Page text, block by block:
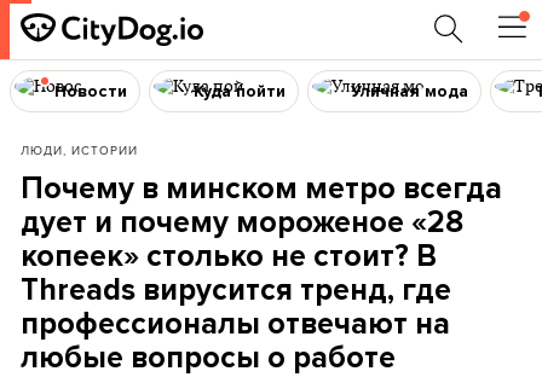
Новости Куда пойти Уличная мода
ЛЮДИ, ИСТОРИИ
Почему в минском метро всегда
дует и почему мороженое «28
копеек» столько не стоит? В
Threads вирусится тренд, где
профессионалы отвечают на
любые вопросы о работе